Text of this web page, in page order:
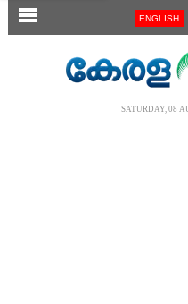
SECTIONS ENGLISH
SATURDAY, 08